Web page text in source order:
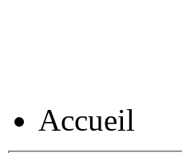
Accueil